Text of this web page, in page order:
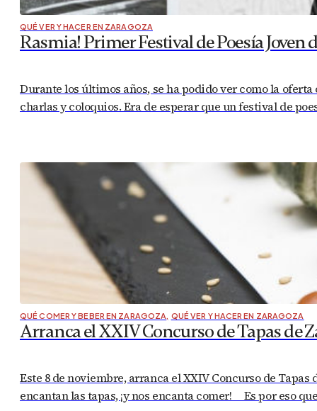
QUÉ VER Y HACER EN ZARAGOZA
Rasmia! Primer Festival de Poesía Joven
Durante los últimos años, se ha podido ver como la
charlas y coloquios. Era de esperar que un festival de
QUÉ COMER Y BEBER EN ZARAGOZA, QUÉ VER Y HACER EN ZARAGOZA
Arranca el XXIV Concurso de Tapas de
Este 8 de noviembre, arranca el XXIV Concurso de
encantan las tapas, ¡y nos encanta comer! Es por eso